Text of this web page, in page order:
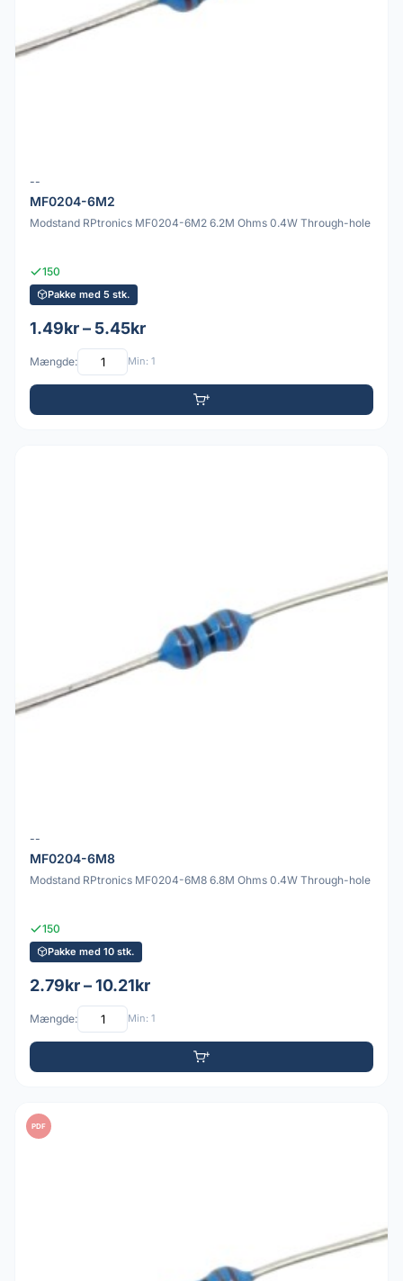
--
MF0204-6M2
Modstand RPtronics MF0204-6M2 6.2M Ohms 0.4W Through-hole
150
Pakke med 5 stk.
1.49kr – 5.45kr
Mængde: Min: 1
--
MF0204-6M8
Modstand RPtronics MF0204-6M8 6.8M Ohms 0.4W Through-hole
150
Pakke med 10 stk.
2.79kr – 10.21kr
Mængde: Min: 1
PDF